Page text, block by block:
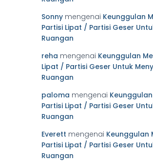
Sonny mengenai Keunggulan
Partisi Lipat / Partisi Geser
Ruangan
reha mengenai Keunggulan
Lipat / Partisi Geser Untuk
Ruangan
paloma mengenai
Partisi Lipat / Partisi Geser
Ruangan
Everett mengenai Keunggulan
Partisi Lipat / Partisi Geser
Ruangan